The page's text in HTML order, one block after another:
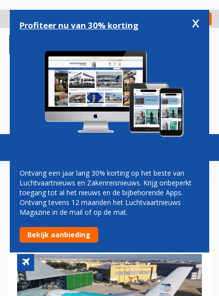
gaan
Check in
Magazine Podcasts Vacatures
AIRBUS A380 MAAKT
LAATSTE COMMERCIËLE
VLUCHT VOOR HI FLY
Profiteer nu van 30% korting x
Ontvang een jaar lang 30% korting op het beste van
Luchtvaartnieuws en Zakenreisnieuws. Krijg onbeperkt
toegang tot al het nieuws en de bijbehorende Apps.
Ontvang tevens 12 maanden het Luchtvaartnieuws
Magazine in de mail of op de mat.
Bekijk aanbieding